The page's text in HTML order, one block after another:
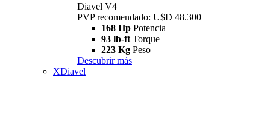
Diavel V4
PVP recomendado: U$D 48.300
168 Hp Potencia
93 lb-ft Torque
223 Kg Peso
Descubrir más
XDiavel